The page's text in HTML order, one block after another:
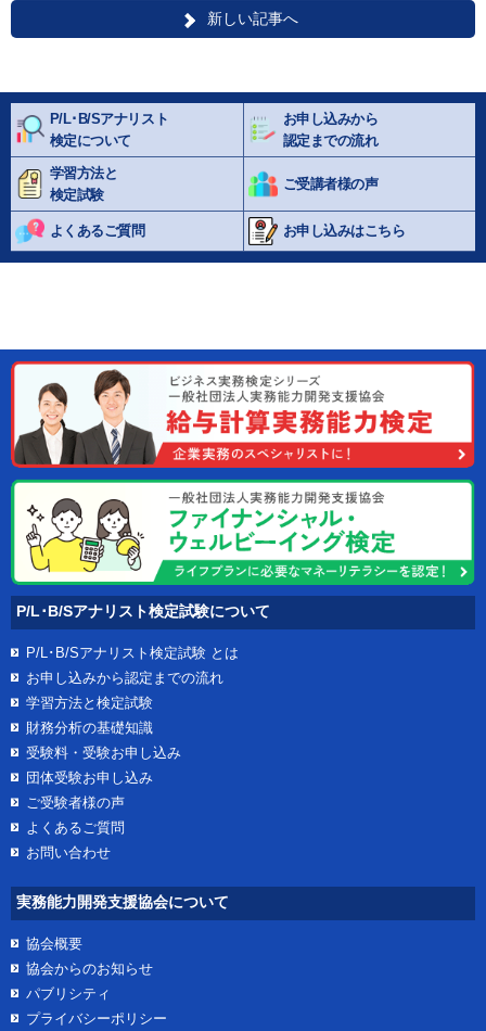
新しい記事へ
P/L･B/Sアナリスト
検定について
お申し込みから
認定までの流れ
学習方法と
検定試験
ご受講者様の声
よくあるご質問 お申し込みはこちら
P/L･B/Sアナリスト検定試験について
P/L･B/Sアナリスト検定試験 とは
お申し込みから認定までの流れ
学習方法と検定試験
財務分析の基礎知識
受験料・受験お申し込み
団体受験お申し込み
ご受験者様の声
よくあるご質問
お問い合わせ
実務能力開発支援協会について
協会概要
協会からのお知らせ
パブリシティ
プライバシーポリシー